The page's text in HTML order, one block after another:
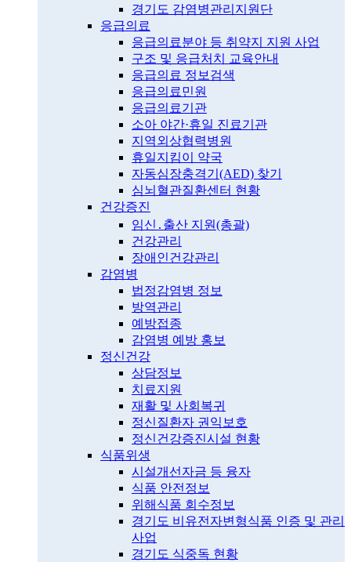
경기도 감염병관리지원단
응급의료
응급의료분야 등 취약지 지원 사업
구조 및 응급처치 교육안내
응급의료 정보검색
응급의료민원
응급의료기관
소아 야간·휴일 진료기관
지역외상협력병원
휴일지킴이 약국
자동심장충격기(AED) 찾기
심뇌혈관질환센터 현황
건강증진
임신․출산 지원(총괄)
건강관리
장애인건강관리
감염병
법정감염병 정보
방역관리
예방접종
감염병 예방 홍보
정신건강
상담정보
치료지원
재활 및 사회복귀
정신질환자 권익보호
정신건강증진시설 현황
식품위생
시설개선자금 등 융자
식품 안전정보
위해식품 회수정보
경기도 비유전자변형식품 인증 및 관리
사업
경기도 식중독 현황